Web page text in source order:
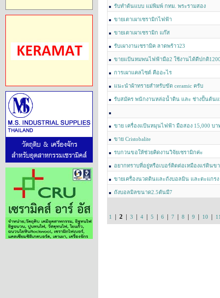
รับทำต้นแบบ แม่พิมพ์ กทม. พระรามสอง
ขายเตาเผาเซรามิกไฟฟ้า
ขายเตาเผาเซรามิก แก๊ส
รับเผางานเซรามิค ลาดพร้าว23
ขายแป้นหมพนไฟฟ้ามือ2 ใช้งานได้ดีปกติ
สอบถาม0617086444
การเผาแคลไซต์ คืออะไร
แนะนำผ้าทรายสำหรับขัด ceramic ครับ
รับสมัคร พนักงานหล่อน้ำดิน และ ช่างปั้นต้น
ขาย เครื่องแป้นหมุนไฟฟ้า มือสอง 15,000 บา
ขาย Cristobalite
รบกวนขอให้ช่วยคิดงานวิจัยเซรามิกค่ะ
อยากทราบที่อยู่หรือเบอร์ติดต่อเหมืองแร่ดินขา
เหมืองดินขาวใน จ.เชียงราย
ขายเครื่องนวดดินและถังบอลมิน และตะแกรง
ถังบอลมิลขนาด2.5ตันมี7
1 | 2 | 3 | 4 | 5 | 6 | 7 | 8 | 9 | 10 |